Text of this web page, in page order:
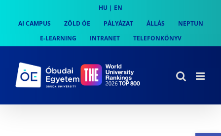
content
HU | EN
AI CAMPUS
ZÖLD ÓE PÁLYÁZAT ÁLLÁS
NEPTUN
E-LEARNING
INTRANET TELEFONKÖNYV